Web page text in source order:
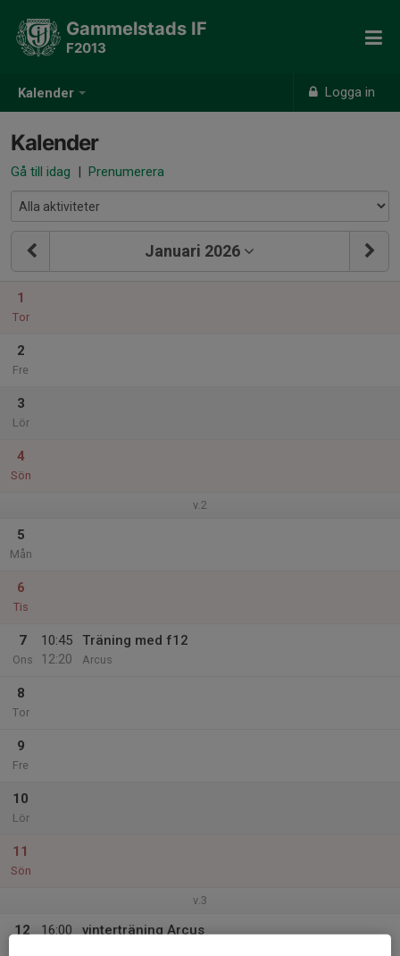
Kalender Logga in
Gammelstads IF
F2013
Kalender
Gå till idag | Prenumerera
Januari 2026
1
Tor
2
Fre
3
Lör
4
Sön
v.2
5
Mån
6
Tis
7
Ons
10:45
12:20
Träning med f12
Arcus
8
Tor
9
Fre
10
Lör
11
Sön
v.3
12
16:00
vinterträning Arcus